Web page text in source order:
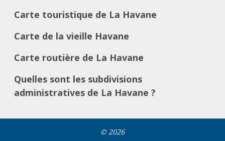
Carte touristique de La Havane
Carte de la vieille Havane
Carte routière de La Havane
Quelles sont les subdivisions
administratives de La Havane ?
© 2026